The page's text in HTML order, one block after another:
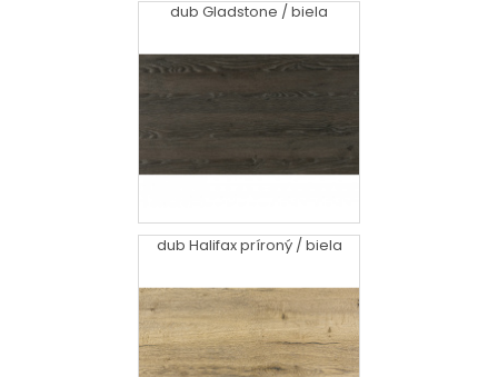
dub Gladstone / biela
dub Halifax príroný / biela